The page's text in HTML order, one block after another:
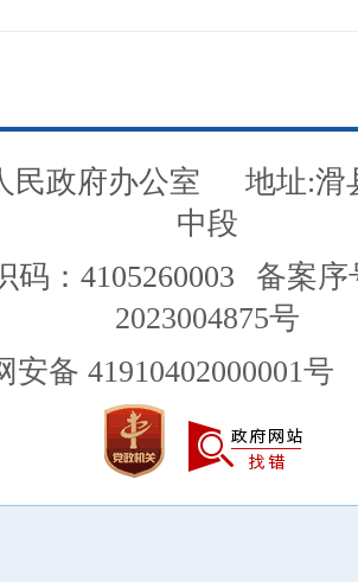
民政府办公室
地址:滑
中段
码：4105260003
备案序
2023004875号
安备 41910402000001号